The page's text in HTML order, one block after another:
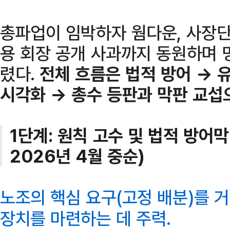
총파업이 임박하자 웜다운, 사장
용 회장 공개 사과까지 동원하며
렸다. 전체 흐름은 법적 방어 →
시각화 → 총수 등판과 막판 교섭
1단계: 원칙 고수 및 법적 방
2026년 4월 중순)
노조의 핵심 요구(고정 배분)를
장치를 마련하는 데 주력.